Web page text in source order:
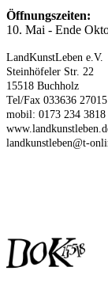
Öffnungszeiten:
10. Mai - Ende
LandKunstLeben e.V.
Steinhöfeler Str. 22
15518 Buchholz
Tel/Fax 033636 27015
mobil: 0173 234 3818
landkunstleben@t-